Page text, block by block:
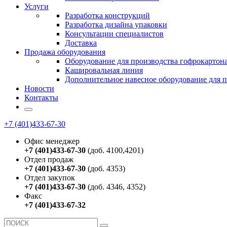
Услуги
Разработка конструкций
Разработка дизайна упаковки
Консультации специалистов
Доставка
Продажа оборудования
Оборудование для производства гофрокартона
Кашировальная линия
Дополнительное навесное оборудование для
Новости
Контакты
+7 (401)433-67-30
Офис менеджер
+7 (401)433-67-30 (доб. 4100,4201)
Отдел продаж
+7 (401)433-67-30 (доб. 4353)
Отдел закупок
+7 (401)433-67-30 (доб. 4346, 4352)
Факс
+7 (401)433-67-32